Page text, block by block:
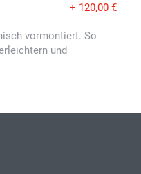
+ 120,00 €
vormontiert. So
und